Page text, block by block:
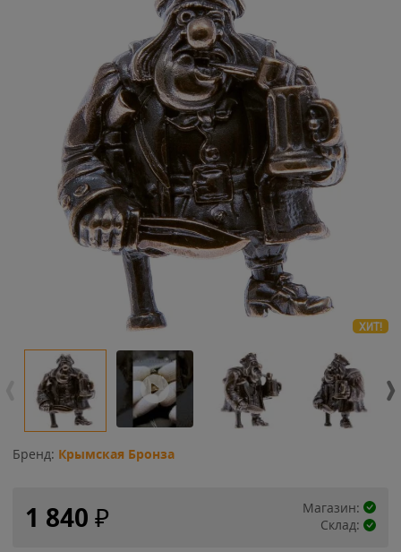
ХИТ!
Бренд: Крымская Бронза
1 840 ₽
Магазин:
Склад: